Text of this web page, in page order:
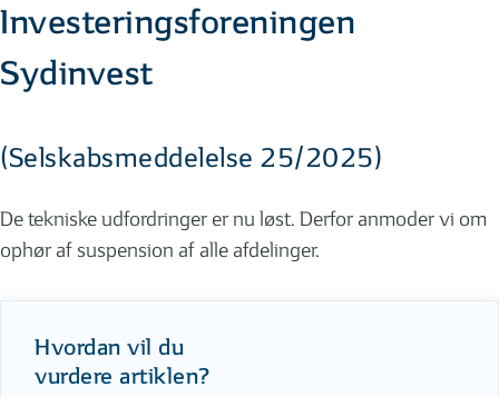
Investeringsforeningen
Sydinvest
(Selskabsmeddelelse 25/2025)
De tekniske udfordringer er nu løst. Derfor anmoder vi om
ophør af suspension af alle afdelinger.
Hvordan vil du
vurdere artiklen?